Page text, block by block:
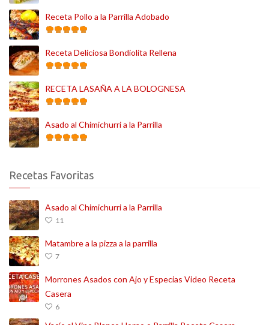
Receta Pollo a la Parrilla Adobado
Receta Deliciosa Bondiolita Rellena
RECETA LASAÑA A LA BOLOGNESA
Asado al Chimichurri a la Parrilla
Recetas Favoritas
Asado al Chimichurri a la Parrilla
11
Matambre a la pizza a la parrilla
7
Morrones Asados con Ajo y Especias Video Receta
Casera
6